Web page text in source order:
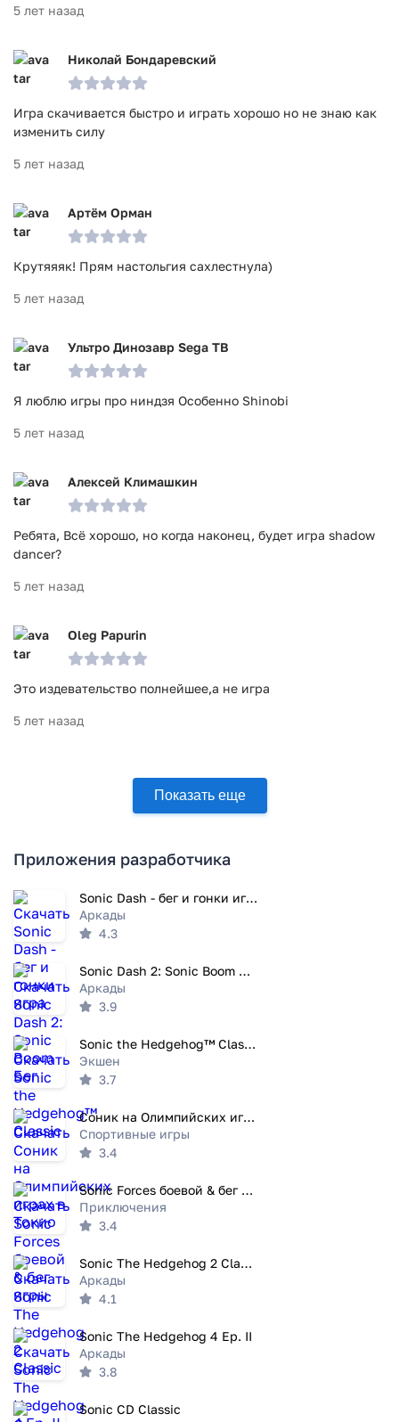
5 лет назад
Николай Бондаревский
Игра скачивается быстро и играть хорошо но не знаю как
изменить силу
5 лет назад
Артём Орман
Крутяяяк! Прям настольгия сахлестнула)
5 лет назад
Ультро Динозавр Sega ТВ
Я люблю игры про ниндзя Особенно Shinobi
5 лет назад
Алексей Климашкин
Ребята, Всё хорошо, но когда наконец, будет игра shadow
dancer?
5 лет назад
Oleg Papurin
Это издевательство полнейшее,а не игра
5 лет назад
Показать еще
Приложения разработчика
Sonic Dash - бег и гонки игра
Аркады
4.3
Sonic Dash 2: Sonic Boom Бег
Аркады
3.9
Sonic the Hedgehog™ Classic
Экшен
3.7
Соник на Олимпийских играх в Токио
Спортивные игры
3.4
Sonic Forces боевой & бег игры
Приключения
3.4
Sonic The Hedgehog 2 Classic
Аркады
4.1
Sonic The Hedgehog 4 Ep. II
Аркады
3.8
Sonic CD Classic